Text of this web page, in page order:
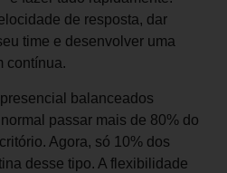
de resposta, dar
time e desenvolver uma
contínua.
balanceados
passar mais de 80% do
Agora, só 10% dos
desse tipo. A flexibilidade